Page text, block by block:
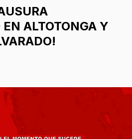
EN ALTOTONGA Y